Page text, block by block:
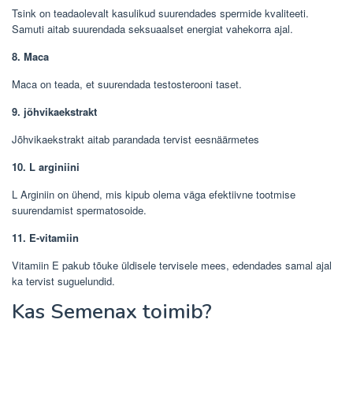
Tsink on teadaolevalt kasulikud suurendades spermide kvaliteeti.
Samuti aitab suurendada seksuaalset energiat vahekorra ajal.
8. Maca
Maca on teada, et suurendada testosterooni taset.
9. jõhvikaekstrakt
Jõhvikaekstrakt aitab parandada tervist eesnäärmetes
10. L arginiini
L Arginiin on ühend, mis kipub olema väga efektiivne tootmise
suurendamist spermatosoide.
11. E-vitamiin
Vitamiin E pakub tõuke üldisele tervisele mees, edendades samal ajal
ka tervist suguelundid.
Kas Semenax toimib?